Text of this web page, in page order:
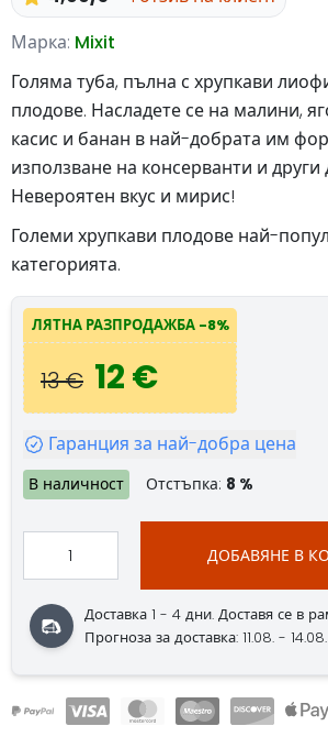
Марка: Mixit
Голяма туба, пълна с хрупкави
плодове. Насладете се на малини,
касис и банан в най-добрата им
използване на консерванти и други
Невероятен вкус и мирис!
Големи хрупкави плодове най-
категорията.
ЛЯТНА РАЗПРОДАЖБА -8%
13 € 12 €
Гаранция за най-добра цена
В наличност Отстъпка: 8 %
ДОБАВЯНЕ В
Доставка 1 - 4 дни. Доставя се в
Прогноза за доставка: 11.08. - 14.08.